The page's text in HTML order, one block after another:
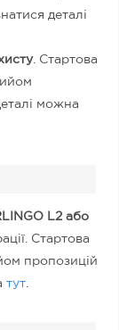
деталі
. Стартова
можна
L2 або
Стартова
пропозицій
тут